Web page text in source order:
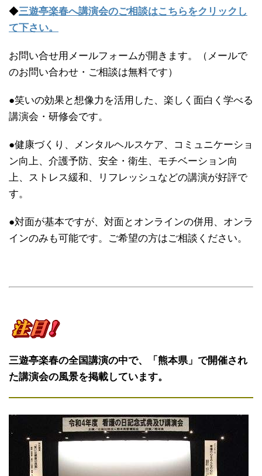
◆三遊亭楽春へ講演会のご相談はこちらをクリックし
て下さい。
お問い合せ用メールフォームが開きます。（メールで
のお問い合わせ・ご相談は無料です）
●笑いの効果と想像力を活用した、楽しく面白く学べる
講演会・研修会です。
●健康づくり、メンタルヘルスケア、コミュニケーショ
ン向上、介護予防、安全・衛生、モチベーション向
上、ストレス緩和、リフレッシュなどの講演が好評で
す。
●対面が基本ですが、対面とオンラインの併用、オンラ
インのみも可能です。ご希望の方はご相談ください。
三遊亭楽春の全国講演の中で、「熊本県」で開催され
た講演会の風景を掲載しています。